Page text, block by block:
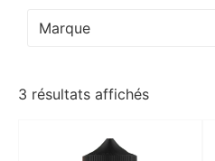
Marque
3 résultats affichés